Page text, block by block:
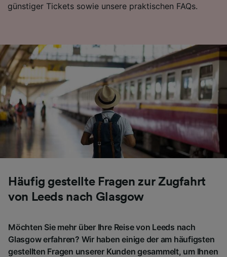
günstiger Tickets sowie unsere praktischen FAQs.
Häufig gestellte Fragen zur Zugfahrt
von Leeds nach Glasgow
Möchten Sie mehr über Ihre Reise von Leeds nach
Glasgow erfahren? Wir haben einige der am häufigsten
gestellten Fragen unserer Kunden gesammelt, um Ihnen